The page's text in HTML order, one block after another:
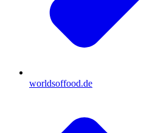
worldsoffood.de